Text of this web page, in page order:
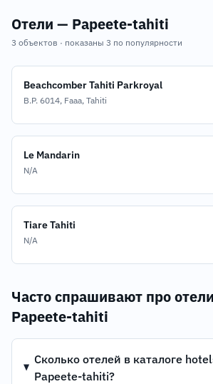
Отели — Papeete-tahiti
3 объектов · показаны 3 по популярности
Beachcomber Tahiti Parkroyal
B.P. 6014, Faaa, Tahiti
Le Mandarin
N/A
Tiare Tahiti
N/A
Часто спрашивают про
Papeete-tahiti
Сколько отелей в каталоге
Papeete-tahiti?